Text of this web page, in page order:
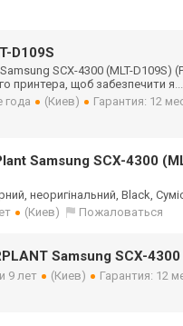
D109S
SCX-4300 (MLT-D109S)
принтера, щоб забезпечити я
года (Киев)
Гарантия: 12
Samsung SCX-4300
неоригінальний, Black,
(Киев) Пожаловаться
Samsung SCX-4300
9 лет (Киев)
Гарантия: 12